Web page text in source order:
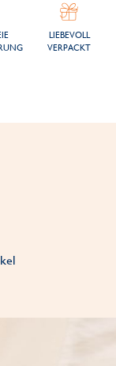
LIEBEVOLL
VERPACKT